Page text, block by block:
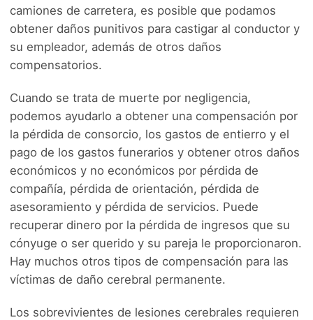
camiones de carretera, es posible que podamos
obtener daños punitivos para castigar al conductor y
su empleador, además de otros daños
compensatorios.
Cuando se trata de muerte por negligencia,
podemos ayudarlo a obtener una compensación por
la pérdida de consorcio, los gastos de entierro y el
pago de los gastos funerarios y obtener otros daños
económicos y no económicos por pérdida de
compañía, pérdida de orientación, pérdida de
asesoramiento y pérdida de servicios. Puede
recuperar dinero por la pérdida de ingresos que su
cónyuge o ser querido y su pareja le proporcionaron.
Hay muchos otros tipos de compensación para las
víctimas de daño cerebral permanente.
Los sobrevivientes de lesiones cerebrales requieren